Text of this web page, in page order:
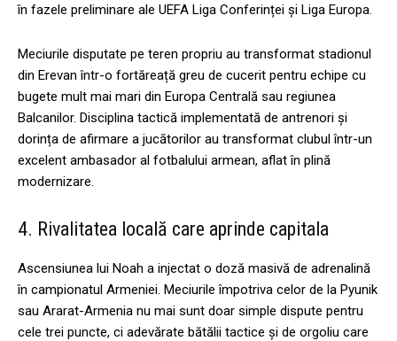
în fazele preliminare ale UEFA Liga Conferinței și Liga Europa.
Meciurile disputate pe teren propriu au transformat stadionul
din Erevan într-o fortăreață greu de cucerit pentru echipe cu
bugete mult mai mari din Europa Centrală sau regiunea
Balcanilor. Disciplina tactică implementată de antrenori și
dorința de afirmare a jucătorilor au transformat clubul într-un
excelent ambasador al fotbalului armean, aflat în plină
modernizare.
4. Rivalitatea locală care aprinde capitala
Ascensiunea lui Noah a injectat o doză masivă de adrenalină
în campionatul Armeniei. Meciurile împotriva celor de la Pyunik
sau Ararat-Armenia nu mai sunt doar simple dispute pentru
cele trei puncte, ci adevărate bătălii tactice și de orgoliu care